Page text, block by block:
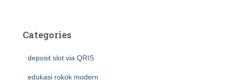
Categories
deposit slot via QRIS
edukasi rokok modern